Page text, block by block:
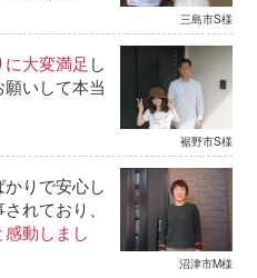
三島市S様
大変満足 し
いして本当
裾野市S様
りで安心し
れており、
動しまし
沼津市M様